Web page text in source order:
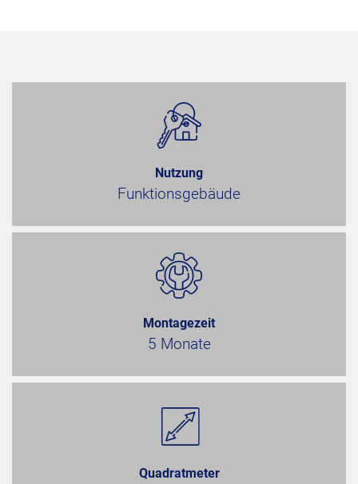
Nutzung
Funktionsgebäude
Montagezeit
5 Monate
Quadratmeter